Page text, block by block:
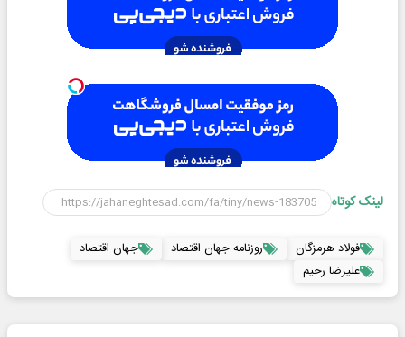
لینک کوتاه
فولاد هرمزگان روزنامه جهان اقتصاد
جهان اقتصاد
علیرضا رحیم